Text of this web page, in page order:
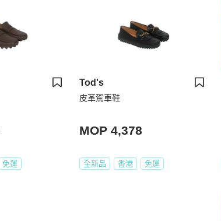
免運
Tod's
皮革駕車鞋
MOP 4,378
全新品 香港 免運